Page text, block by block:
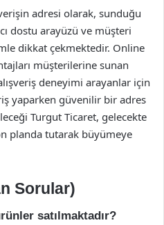
adresi olarak, sunduğu
dostu arayüzü ve müşteri
dikkat çekmektedir. Online
müşterilerine sunan
deneyimi arayanlar için
yaparken güvenilir bir adres
Turgut Ticaret, gelecekte
planda tutarak büyümeye
Sorular)
satılmaktadır?